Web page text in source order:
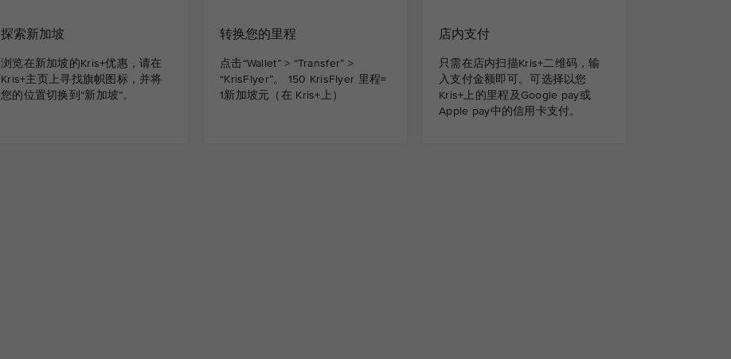
探索新加坡
浏览在新加坡的Kris+优惠，请在
Kris+主页上寻找旗帜图标，并将
您的位置切换到“新加坡”。
转换您的里程
点击“Wallet” > “Transfer” >
“KrisFlyer”。 150 KrisFlyer 里程=
1新加坡元（在 Kris+上）
店内支付
只需在店内扫描Kris+二维码，输
入支付金额即可。可选择以您
Kris+上的里程及Google pay或
Apple pay中的信用卡支付。